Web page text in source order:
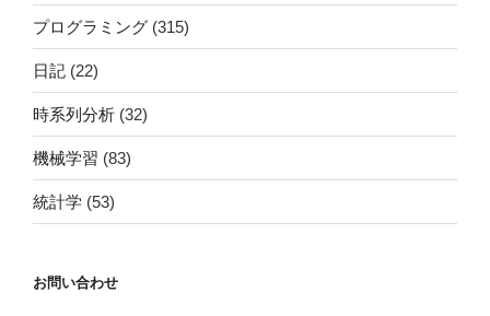
プログラミング (315)
日記 (22)
時系列分析 (32)
機械学習 (83)
統計学 (53)
お問い合わせ